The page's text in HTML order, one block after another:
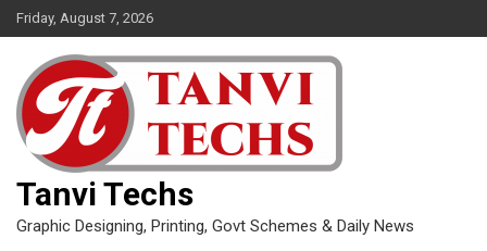
Skip
to
content
Friday, August 7, 2026
Tanvi Techs
Graphic Designing, Printing, Govt Schemes & Daily News